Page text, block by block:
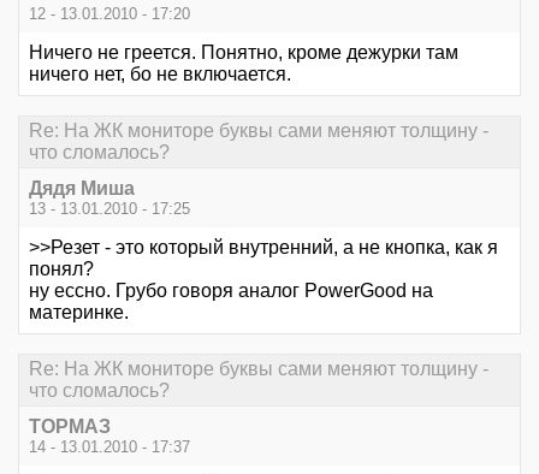
12 - 13.01.2010 - 17:20
Ничего не греется. Понятно, кроме дежурки там
ничего нет, бо не включается.
Re: На ЖК мониторе буквы сами меняют толщину -
что сломалось?
Дядя Миша
13 - 13.01.2010 - 17:25
>>Резет - это который внутренний, а не кнопка, как я
понял?
ну ессно. Грубо говоря аналог PowerGood на
материнке.
Re: На ЖК мониторе буквы сами меняют толщину -
что сломалось?
ТОРМАЗ
14 - 13.01.2010 - 17:37